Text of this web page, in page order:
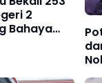
2
Bahaya